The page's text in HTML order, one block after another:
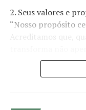
2. Seus valores e
“Nosso propósito
Acreditamos que,
comunidade.
colaboração, na